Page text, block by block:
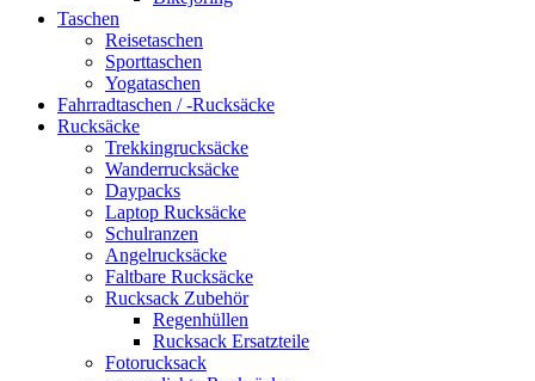
Taschen
Reisetaschen
Sporttaschen
Yogataschen
Fahrradtaschen / -Rucksäcke
Rucksäcke
Trekkingrucksäcke
Wanderrucksäcke
Daypacks
Laptop Rucksäcke
Schulranzen
Angelrucksäcke
Faltbare Rucksäcke
Rucksack Zubehör
Regenhüllen
Rucksack Ersatzteile
Fotorucksack